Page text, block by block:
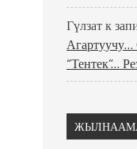
Гүлзатк
Агартуучу…
“Тентек”…